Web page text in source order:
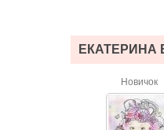
ЕКАТЕРИНА
Новичок